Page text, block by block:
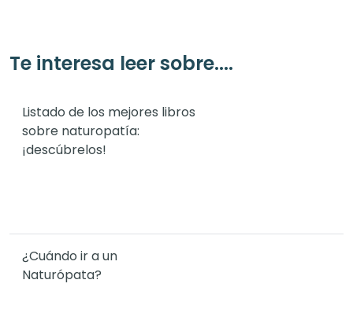
Te interesa leer sobre....
Listado de los mejores libros
sobre naturopatía:
¡descúbrelos!
¿Cuándo ir a un
Naturópata?